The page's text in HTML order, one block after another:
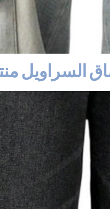
السراويل